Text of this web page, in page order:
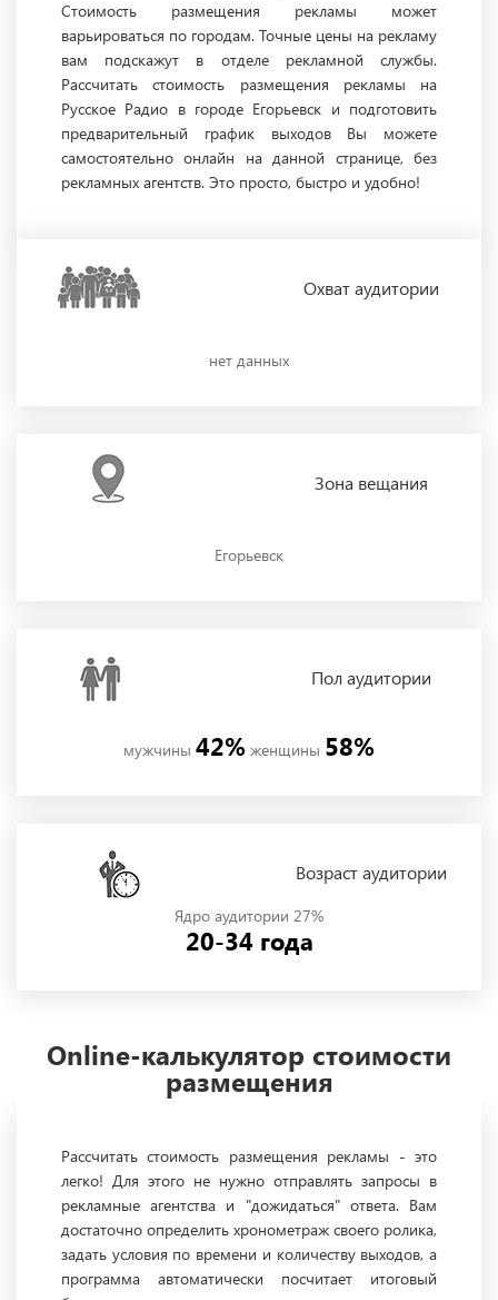
Стоимость размещения рекламы может
варьироваться по городам. Точные цены на рекламу
вам подскажут в отделе рекламной службы.
Рассчитать стоимость размещения рекламы на
Русское Радио в городе Егорьевск и подготовить
предварительный график выходов Вы можете
самостоятельно онлайн на данной странице, без
рекламных агентств. Это просто, быстро и удобно!
Охватаудитории
нет данных
Зона вещания
Егорьевск
Полаудитории
мужчины 42% женщины 58%
Возраст аудитории
Ядро аудитории 27%
20-34 года
Online-калькулятор стоимости
размещения
Рассчитать стоимость размещения рекламы - это
легко! Для этого не нужно отправлять запросы в
рекламные агентства и "дожидаться" ответа. Вам
достаточно определить хронометраж своего ролика,
задать условия по времени и количеству выходов, а
программа автоматически посчитает итоговый